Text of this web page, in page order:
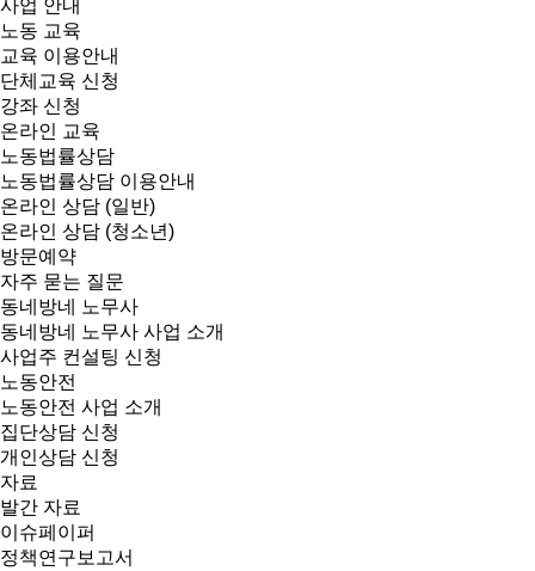
사업 안내
노동 교육
교육 이용안내
단체교육 신청
강좌 신청
온라인 교육
노동법률상담
노동법률상담 이용안내
온라인 상담 (일반)
온라인 상담 (청소년)
방문예약
자주 묻는 질문
동네방네 노무사
동네방네 노무사 사업 소개
사업주 컨설팅 신청
노동안전
노동안전 사업 소개
집단상담 신청
개인상담 신청
자료
발간 자료
이슈페이퍼
정책연구보고서